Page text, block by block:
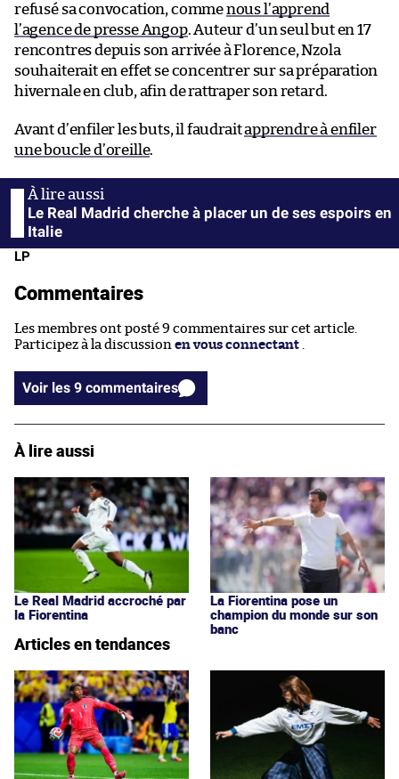
refusé sa convocation, commenous l’apprend
l’agence de presse Angop. Auteur d’un seul but en 17
rencontres depuis son arrivée à Florence, Nzola
souhaiterait en effet se concentrer sur sa préparation
hivernale en club, afin de rattraper son retard.
Avant d’enfiler les buts, il faudraitapprendre à enfiler
une boucle d’oreille.
Le Real Madrid cherche à placer un de ses espoirs en
Italie
LP
Commentaires
Les membres ont posté 9 commentaires sur cet article.
Participez à la discussion en vous connectant
Voir les 9 commentaires
À lire aussi
Le Real Madrid accroché par
la Fiorentina
La Fiorentina pose un
champion du monde sur son
banc
Articles en tendances